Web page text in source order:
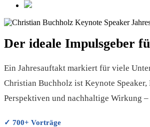
Der ideale Impulsgeber
Ein Jahresauftakt markiert für viele
Christian Buchholz ist Keynote
Perspektiven und nachhaltige Wirkung
✓ 700+ Vorträge